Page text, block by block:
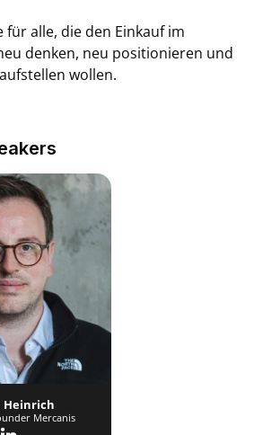
für alle, die den Einkauf im
denken, neu positionieren und
wollen.
Heinrich
Mercanis